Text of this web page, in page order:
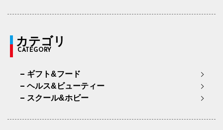
カテゴリ
CATEGORY
ギフト&フード
ヘルス&ビューティー
スクール&ホビー